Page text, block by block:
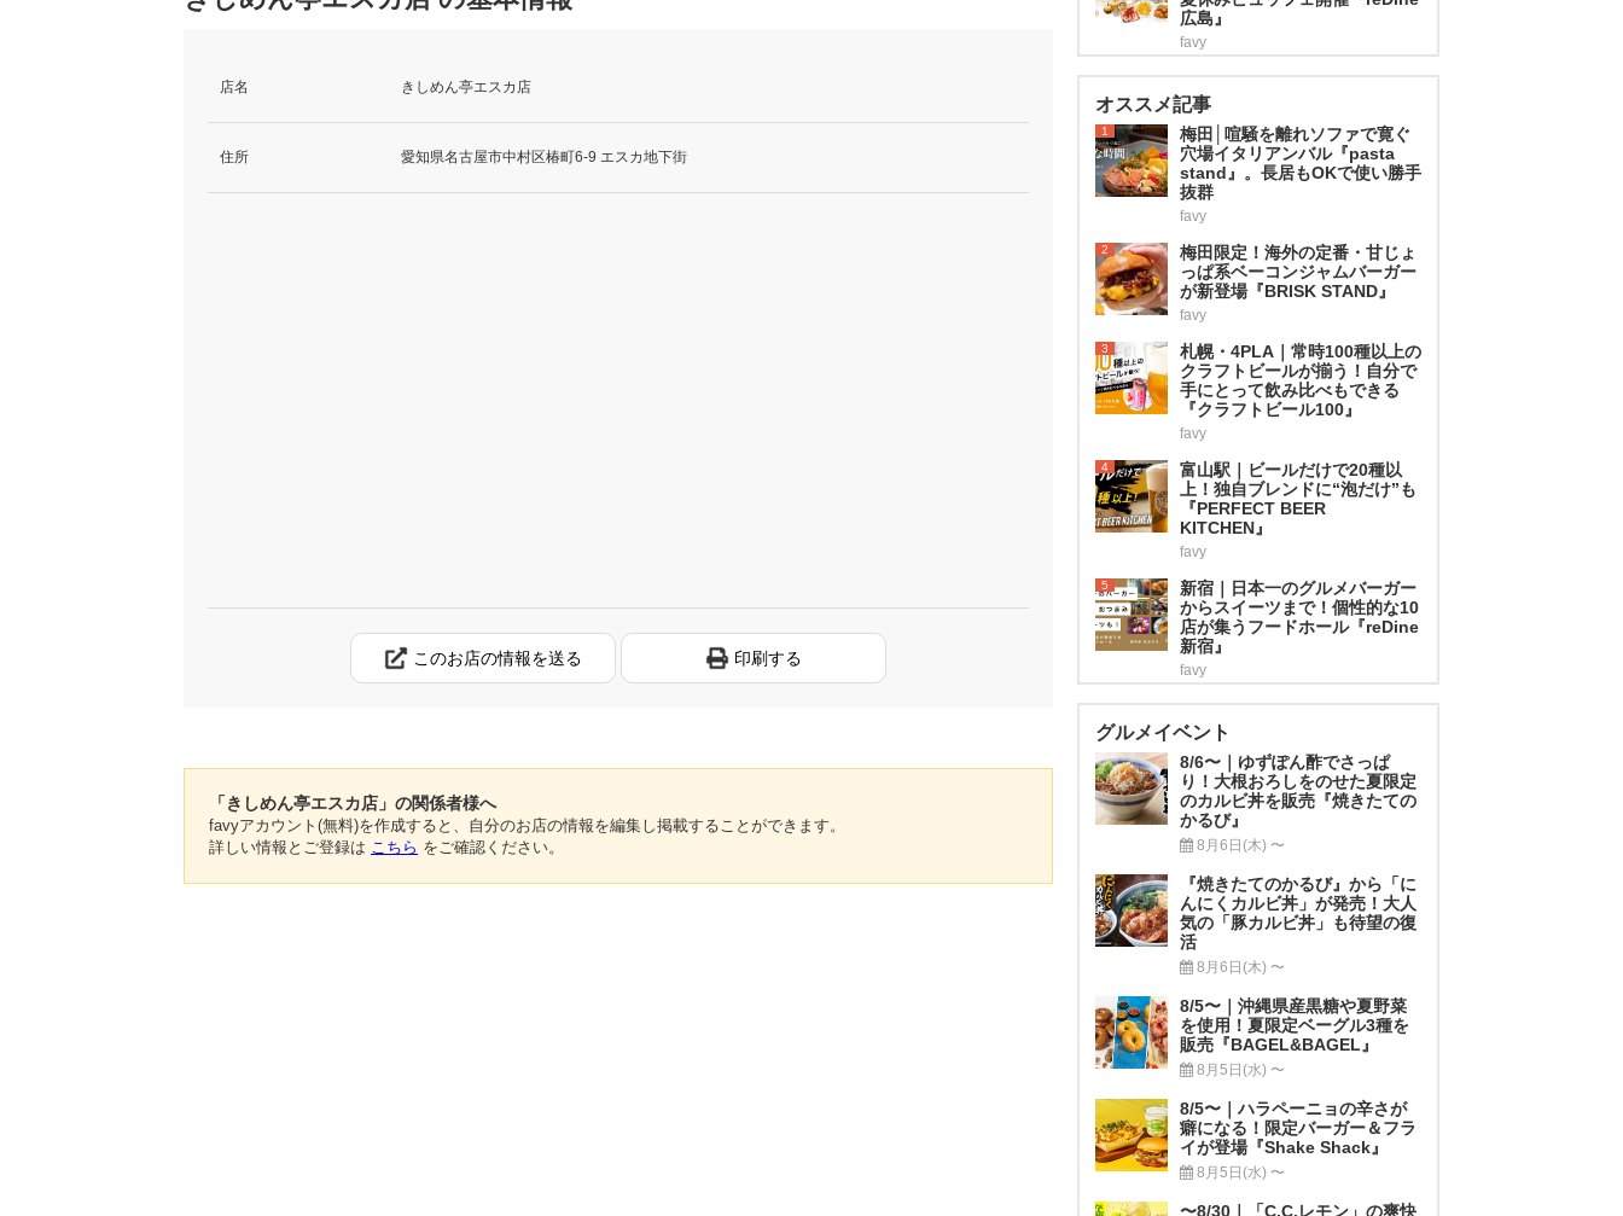
店名 きしめん亭エスカ店
住所 愛知県名古屋市中村区椿町6-9 エスカ地下街
このお店の情報を送る 印刷する
「きしめん亭エスカ店」の関係者様へ
favyアカウント(無料)を作成すると、自分のお店の情報を編集し掲載することができます。
詳しい情報とご登録は こちら をご確認ください。
広島』
favy
オススメ記事
1
梅田│喧騒を離れソファで寛ぐ
穴場イタリアンバル『pasta
stand』。長居もOKで使い勝手
抜群
favy
2
梅田限定！海外の定番・甘じょ
っぱ系ベーコンジャムバーガー
が新登場『BRISK STAND』
favy
3
札幌・4PLA｜常時100種以上の
クラフトビールが揃う！自分で
手にとって飲み比べもできる
『クラフトビール100』
favy
4
富山駅｜ビールだけで20種以
上！独自ブレンドに“泡だけ”も
『PERFECT BEER
KITCHEN』
favy
5
新宿｜日本一のグルメバーガー
からスイーツまで！個性的な10
店が集うフードホール『reDine
新宿』
favy
グルメイベント
8/6〜｜ゆずぽん酢でさっぱ
り！大根おろしをのせた夏限定
のカルビ丼を販売『焼きたての
かるび』
8月6日(木) 〜
『焼きたてのかるび』から「に
んにくカルビ丼」が発売！大人
気の「豚カルビ丼」も待望の復
活
8月6日(木) 〜
8/5〜｜沖縄県産黒糖や夏野菜
を使用！夏限定ベーグル3種を
販売『BAGEL&BAGEL』
8月5日(水) 〜
8/5〜｜ハラペーニョの辛さが
癖になる！限定バーガー＆フラ
イが登場『Shake Shack』
8月5日(水) 〜
〜8/30｜「C.C.レモン」の爽快